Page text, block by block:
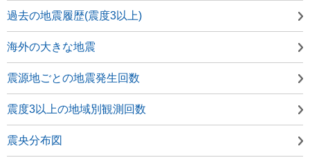
過去の地震履歴(震度3以上)
海外の大きな地震
震源地ごとの地震発生回数
震度3以上の地域別観測回数
震央分布図